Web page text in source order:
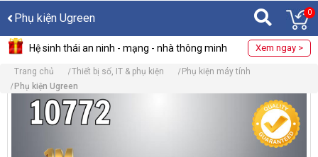
Phụ kiện Ugreen 0
Hệ sinh thái an ninh - mạng - nhà thông minh Xem ngay >
Trang chủ Thiết bị số, IT & phụ kiện
Phụ kiện máy tính
Phụ kiện Ugreen